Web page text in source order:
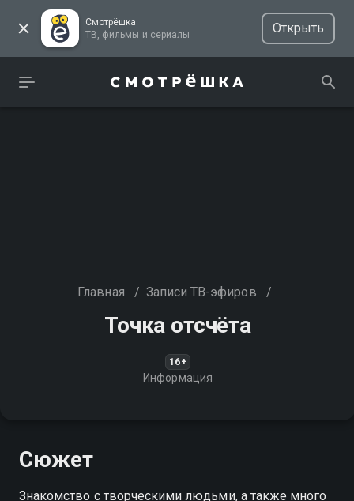
Смотрёшка
ТВ, фильмы и сериалы
Открыть
Главная / Записи ТВ-эфиров /
Точка отсчёта
16+
Информация
Сюжет
Знакомство с творческими людьми, а также много